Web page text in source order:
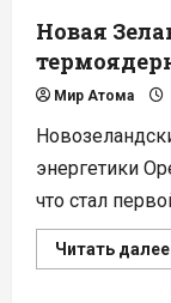
Новая
Мир Атома
энергетики
что стал
Читать далее